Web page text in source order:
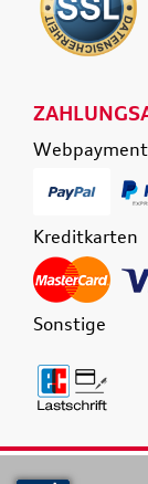
Kreditkarten
Sonstige